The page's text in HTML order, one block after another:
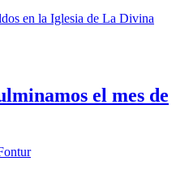
en la Iglesia de La Divina
el mes de